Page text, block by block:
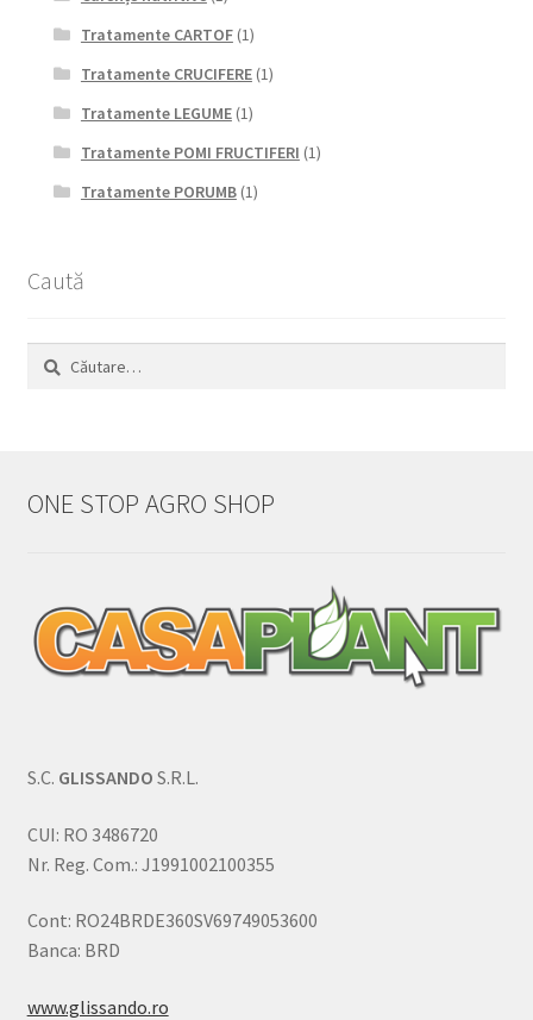
Tratamente CARTOF(1)
Tratamente CRUCIFERE(1)
Tratamente LEGUME(1)
Tratamente POMI FRUCTIFERI (1)
Tratamente PORUMB(1)
Caută
Caută
ONE STOP AGRO SHOP
S.C. GLISSANDO S.R.L.
CUI: RO 3486720
Nr. Reg. Com.: J1991002100355
Cont: RO24BRDE360SV69749053600
Banca: BRD
www.glissando.ro